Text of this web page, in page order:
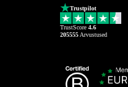
Trustpilot
TrustScore 4.6
205555 Arvustused